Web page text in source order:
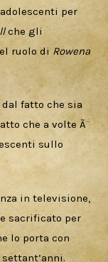
per
che gli
ruolo di Rowena
fatto che sia
che a volte Ã¨
sullo
in televisione,
sacrificato per
lo porta con